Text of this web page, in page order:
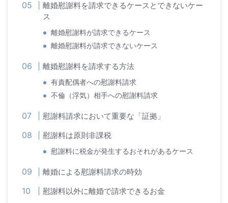
離婚慰謝料を請求できるケースとできないケー
ス
離婚慰謝料が請求できるケース
離婚慰謝料が請求できないケース
離婚慰謝料を請求する方法
有責配偶者への慰謝料請求
不倫（浮気）相手への慰謝料請求
慰謝料請求において重要な「証拠」
慰謝料は原則非課税
慰謝料に税金が発生するおそれがあるケース
離婚による慰謝料請求の時効
慰謝料以外に離婚で請求できるお金